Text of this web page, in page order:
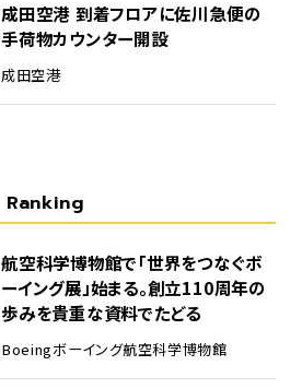
成田空港 到着フロアに佐川急便の
手荷物カウンター開設
成田空港
Ranking
航空科学博物館で「世界をつなぐボ
ーイング展」始まる。創立110周年の
歩みを貴重な資料でたどる
Boeingボーイング航空科学博物館